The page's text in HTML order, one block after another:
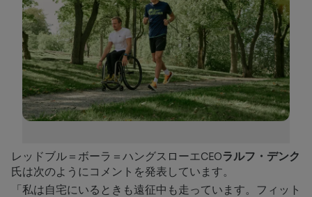
レッドブル＝ボーラ＝ハングスローエCEOラルフ・デンク
氏は次のようにコメントを発表しています。
「私は自宅にいるときも遠征中も走っています。フィット